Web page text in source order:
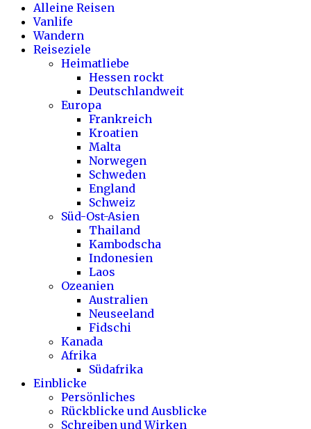
Alleine Reisen
Vanlife
Wandern
Reiseziele
Heimatliebe
Hessen rockt
Deutschlandweit
Europa
Frankreich
Kroatien
Malta
Norwegen
Schweden
England
Schweiz
Süd-Ost-Asien
Thailand
Kambodscha
Indonesien
Laos
Ozeanien
Australien
Neuseeland
Fidschi
Kanada
Afrika
Südafrika
Einblicke
Persönliches
Rückblicke und Ausblicke
Schreiben und Wirken